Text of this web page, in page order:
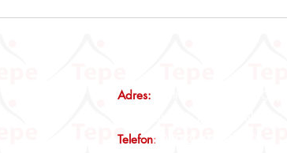
Yeni
ÖTV3A, ÖTV3C VE ÖTV4
Adres:
Telefon: